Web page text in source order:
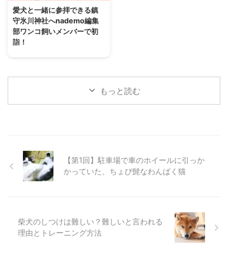
ットにまつわるフードやグッズの
展示会・インターペットは、国内
最大のペットイベントです。「人
とペットの豊かな暮らし」をテー
マに毎年、開催されています。
いました。 13回目 ...
寺を目指しつつ、犬猫用品店であ
...
愛犬と一緒に参拝できる鎮
守氷川神社へnademo編集
部ワンコ飼いメンバーで初
詣！
すが、みんなで行くのは初めての
試みです。 今回、初詣の場所と
ポートします！ 愛犬と一緒に参
拝できる鎮守氷川神社って？
「氷川神社」という名前は、お聞
ほどあり、鎮守氷川神社 ...
もっと読む
【第1回】駐車場で車のホイールに引っか
かっていた、ちょび髭なわんぱく猫
柴犬のしつけは難しい？難しいと言われる
理由とトレーニング方法